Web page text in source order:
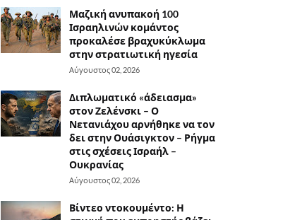
Μαζική ανυπακοή 100
Ισραηλινών κομάντος
προκαλέσε βραχυκύκλωμα
στην στρατιωτική ηγεσία
Αύγουστος 02, 2026
Διπλωματικό «άδειασμα»
στον Ζελένσκι – Ο
Νετανιάχου αρνήθηκε να τον
δει στην Ουάσιγκτον – Ρήγμα
στις σχέσεις Ισραήλ –
Ουκρανίας
Αύγουστος 02, 2026
Βίντεο ντοκουμέντο: Η